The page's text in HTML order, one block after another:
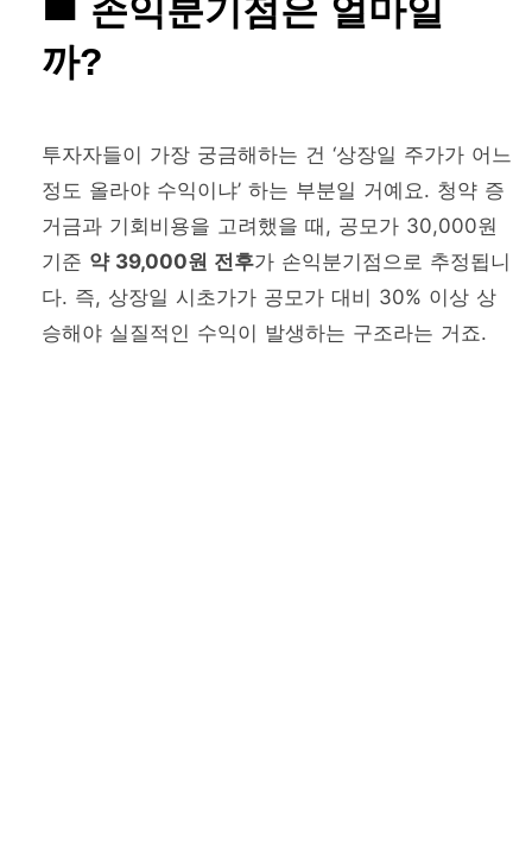
손익분기점은 얼마일
까?
투자자들이 가장 궁금해하는 건 ‘상장일 주가가 어느
정도 올라야 수익이냐’ 하는 부분일 거예요. 청약 증
거금과 기회비용을 고려했을 때, 공모가 30,000원
기준 약 39,000원 전후가 손익분기점으로 추정됩니
다. 즉, 상장일 시초가가 공모가 대비 30% 이상 상
승해야 실질적인 수익이 발생하는 구조라는 거죠.